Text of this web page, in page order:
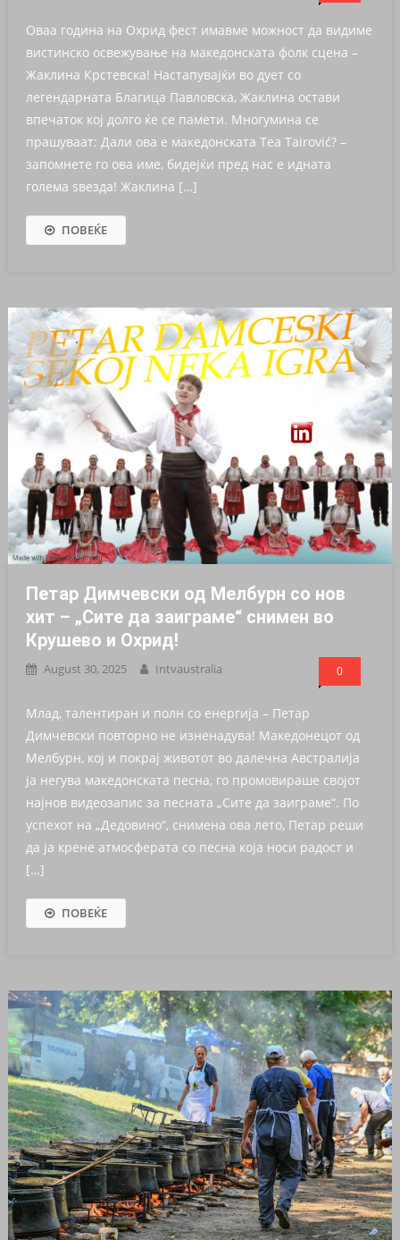
Оваа година на Охрид фест имавме можност да видиме
вистинско освежување на македонската фолк сцена –
Жаклина Крстевска! Настапувајќи во дует со
легендарната Благица Павловска, Жаклина остави
впечаток кој долго ќе се памети. Многумина се
прашуваат: Дали ова е македонската Tea Tairović? –
запомнете го ова име, бидејќи пред нас е идната
голема ѕвезда! Жаклина […]
ПОВЕЌЕ
Петар Димчевски од Мелбурн со нов
хит – „Сите да заиграме“ снимен во
Крушево и Охрид!
August 30, 2025 Intvaustralia 0
Млад, талентиран и полн со енергија – Петар
Димчевски повторно не изненадува! Македонецот од
Мелбурн, кој и покрај животот во далечна Австралија
ја негува македонската песна, го промовираше својот
најнов видеозапис за песната „Сите да заиграме“. По
успехот на „Дедовино“, снимена ова лето, Петар реши
да ја крене атмосферата со песна која носи радост и
[…]
ПОВЕЌЕ